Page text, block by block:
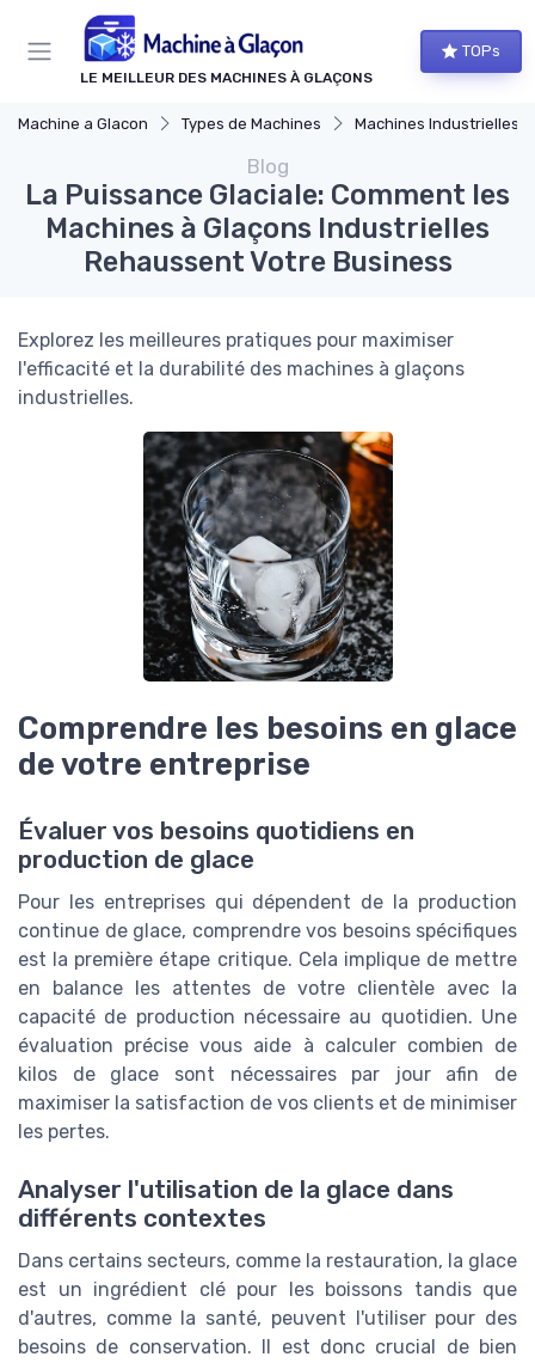
LE MEILLEUR DES MACHINES À GLAÇONS
TOPs
Machine a Glacon Types de Machines Machines Industrielles
Blog
La Puissance Glaciale: Comment les
Machines à Glaçons Industrielles
Rehaussent Votre Business
Explorez les meilleures pratiques pour maximiser
l'efficacité et la durabilité des machines à glaçons
industrielles.
Comprendre les besoins en glace
de votre entreprise
Évaluer vos besoins quotidiens en
production de glace
Pour les entreprises qui dépendent de la production
continue de glace, comprendre vos besoins spécifiques
est la première étape critique. Cela implique de mettre
en balance les attentes de votre clientèle avec la
capacité de production nécessaire au quotidien. Une
évaluation précise vous aide à calculer combien de
kilos de glace sont nécessaires par jour afin de
maximiser la satisfaction de vos clients et de minimiser
les pertes.
Analyser l'utilisation de la glace dans
différents contextes
Dans certains secteurs, comme la restauration, la glace
est un ingrédient clé pour les boissons tandis que
d'autres, comme la santé, peuvent l'utiliser pour des
besoins de conservation. Il est donc crucial de bien
Panneau de gestion des cookies